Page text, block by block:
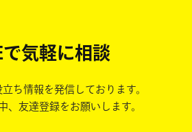
で気軽に相談
ち情報を発信しております。
、友達登録をお願いします。